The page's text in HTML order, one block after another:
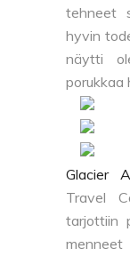
tehneet
hyvin
näytti
porukkaa
Glacier
Travel
tarjottiin